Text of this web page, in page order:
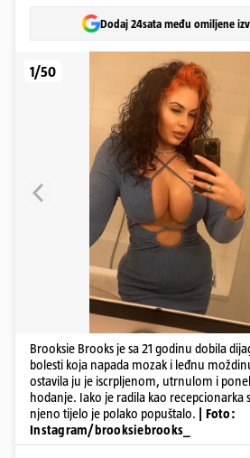
Dodaj 24sata među omiljene
1/50
Brooksie Brooks je sa 21 godinu dobila
bolesti koja napada mozak i leđnu
ostavila ju je iscrpljenom, utrnulom i
hodanje. Iako je radila kao recepcionarka
njeno tijelo je polako popuštalo.
| Foto:
Instagram/brooksiebrooks_